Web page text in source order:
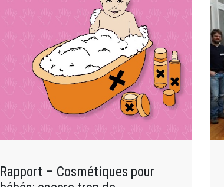
Rapport – Cosmétiques pour